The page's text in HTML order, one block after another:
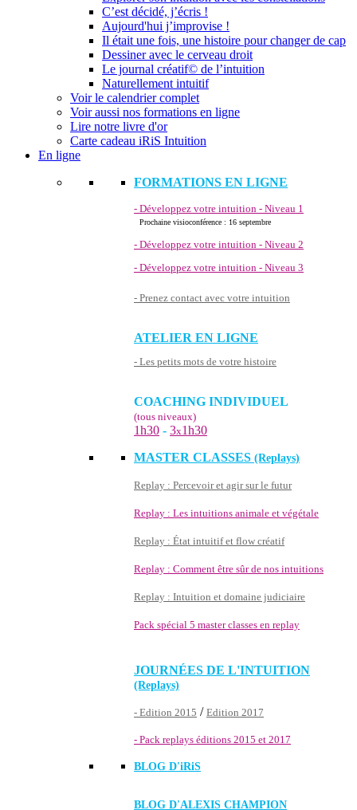
C’est décidé, j’écris !
Aujourd'hui j’improvise !
Il était une fois, une histoire pour changer de cap
Dessiner avec le cerveau droit
Le journal créatif© de l’intuition
Naturellement intuitif
Voir le calendrier complet
Voir aussi nos formations en ligne
Lire notre livre d'or
Carte cadeau iRiS Intuition
En ligne
FORMATIONS EN LIGNE
- Développez votre intuition - Niveau 1
Prochaine visioconférence : 16 septembre
- Développez votre intuition - Niveau 2
- Développez votre intuition - Niveau 3
- Prenez contact avec votre intuition
ATELIER EN LIGNE
- Les petits mots de votre histoire
COACHING INDIVIDUEL
(tous niveaux)
1h30 - 3x1h30
MASTER CLASSES (Replays)
Replay : Percevoir et agir sur le futur
Replay : Les intuitions animale et végétale
Replay : État intuitif et flow créatif
Replay : Comment être sûr de nos intuitions
Replay : Intuition et domaine judiciaire
Pack spécial 5 master classes en replay
JOURNÉES DE L'INTUITION
(Replays)
- Edition 2015 / Edition 2017
- Pack replays éditions 2015 et 2017
BLOG D'iRiS
BLOG D'ALEXIS CHAMPION